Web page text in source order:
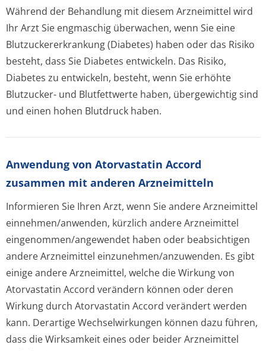
Während der Behandlung mit diesem Arzneimittel wird
Ihr Arzt Sie engmaschig überwachen, wenn Sie eine
Blutzuckererkran­kung (Diabetes) haben oder das Risiko
besteht, dass Sie Diabetes entwickeln. Das Risiko,
Diabetes zu entwickeln, besteht, wenn Sie erhöhte
Blutzucker- und Blutfettwerte haben, übergewichtig sind
und einen hohen Blutdruck haben.
Anwendung von Atorvastatin Accord
zusammen mit anderen Arzneimitteln
Informieren Sie Ihren Arzt, wenn Sie andere Arzneimittel
einnehmen/anwenden, kürzlich andere Arzneimittel
eingenommen/an­gewendet haben oder beabsichtigen
andere Arzneimittel einzunehmen/an­zuwenden. Es gibt
einige andere Arzneimittel, welche die Wirkung von
Atorvastatin Accord verändern können oder deren
Wirkung durch Atorvastatin Accord verändert werden
kann. Derartige Wechselwirkungen können dazu führen,
dass die Wirksamkeit eines oder beider Arzneimittel